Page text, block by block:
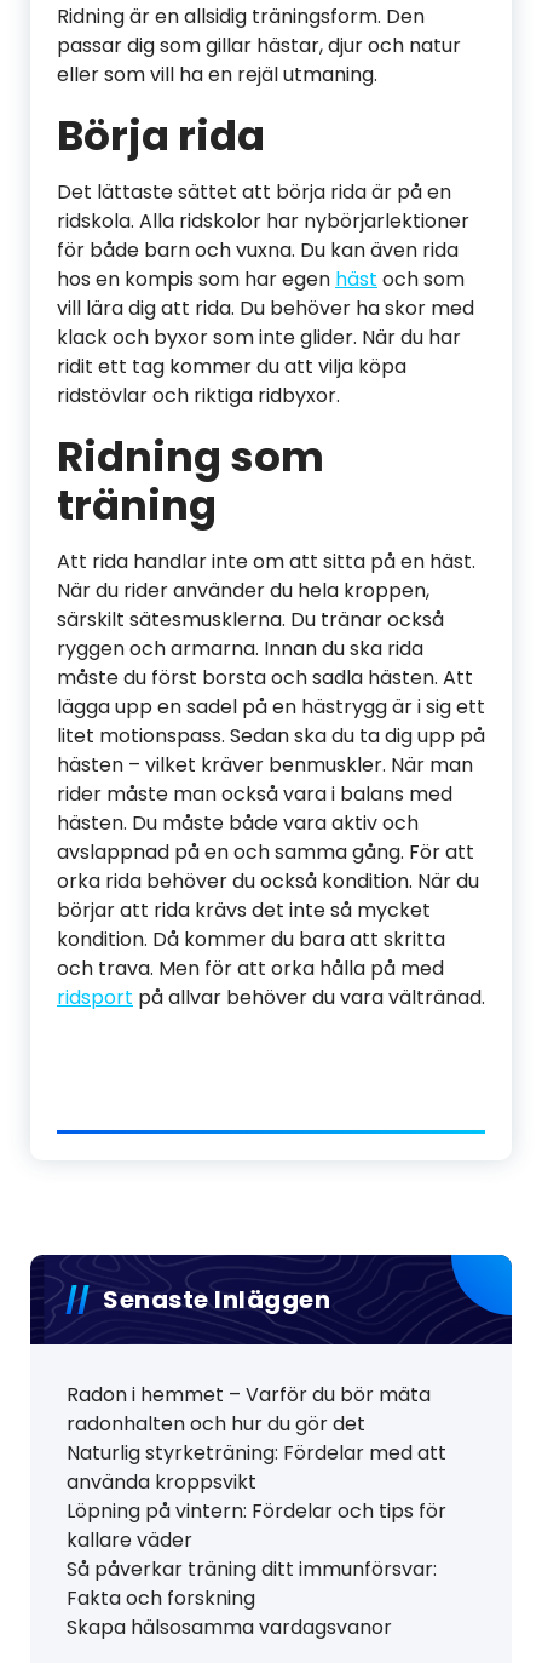
Ridning är en allsidig träningsform. Den
passar dig som gillar hästar, djur och natur
eller som vill ha en rejäl utmaning.
Börja rida
Det lättaste sättet att börja rida är på en
ridskola. Alla ridskolor har nybörjarlektioner
för både barn och vuxna. Du kan även rida
hos en kompis som har egen häst och som
vill lära dig att rida. Du behöver ha skor med
klack och byxor som inte glider. När du har
ridit ett tag kommer du att vilja köpa
ridstövlar och riktiga ridbyxor.
Ridning som
träning
Att rida handlar inte om att sitta på en häst.
När du rider använder du hela kroppen,
särskilt sätesmusklerna. Du tränar också
ryggen och armarna. Innan du ska rida
måste du först borsta och sadla hästen. Att
lägga upp en sadel på en hästrygg är i sig ett
litet motionspass. Sedan ska du ta dig upp på
hästen – vilket kräver benmuskler. När man
rider måste man också vara i balans med
hästen. Du måste både vara aktiv och
avslappnad på en och samma gång. För att
orka rida behöver du också kondition. När du
börjar att rida krävs det inte så mycket
kondition. Då kommer du bara att skritta
och trava. Men för att orka hålla på med
ridsport på allvar behöver du vara vältränad.
Senaste Inläggen
Radon i hemmet – Varför du bör mäta
radonhalten och hur du gör det
Naturlig styrketräning: Fördelar med att
använda kroppsvikt
Löpning på vintern: Fördelar och tips för
kallare väder
Så påverkar träning ditt immunförsvar:
Fakta och forskning
Skapa hälsosamma vardagsvanor